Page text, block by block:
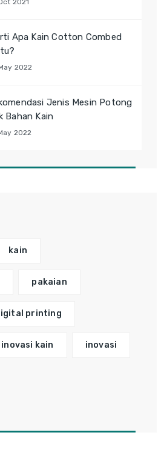
Apa Kain Cotton Combed
2022
Jenis Mesin Potong
Bahan Kain
2022
kain
pakaian
printing
inovasi kain inovasi